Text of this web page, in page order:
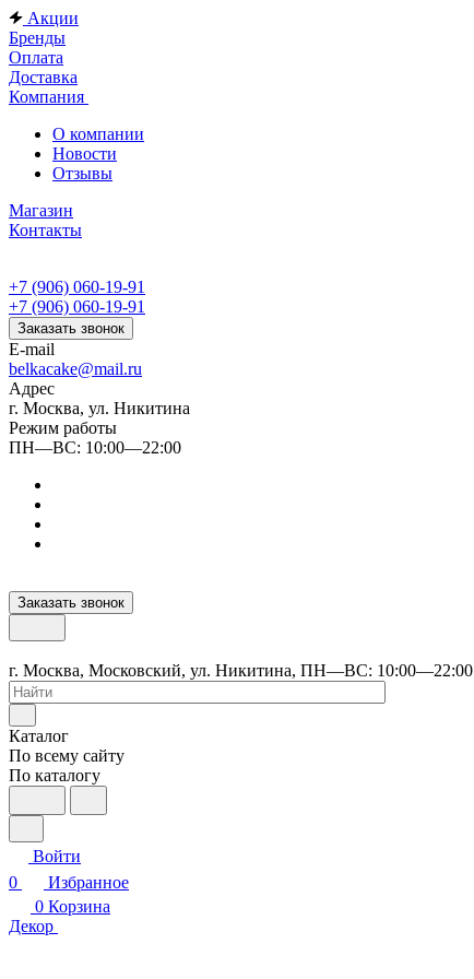
Акции
Бренды
Оплата
Доставка
Компания
О компании
Новости
Отзывы
Магазин
Контакты
+7 (906) 060-19-91
+7 (906) 060-19-91
Заказать звонок
E-mail
belkacake@mail.ru
Адрес
г. Москва, ул. Никитина
Режим работы
ПН—ВС: 10:00—22:00
Заказать звонок
г. Москва, Московский, ул. Никитина, ПН—ВС: 10:00—22:00
Каталог
По всему сайту
По каталогу
Войти
0
Избранное
0 Корзина
Декор